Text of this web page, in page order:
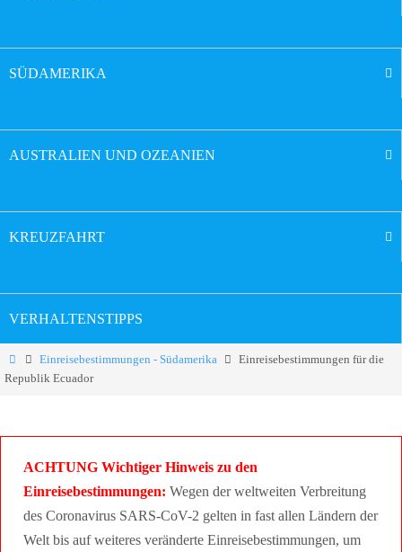
SÜDAMERIKA
AUSTRALIEN UND OZEANIEN
KREUZFAHRT
VERHALTENSTIPPS
Einreisebestimmungen - Südamerika
Einreisebestimmungen für die
Republik Ecuador
ACHTUNG Wichtiger Hinweis zu den
Einreisebestimmungen: Wegen der weltweiten Verbreitung
des Coronavirus SARS-CoV-2 gelten in fast allen Ländern der
Welt bis auf weiteres veränderte Einreisebestimmungen, um